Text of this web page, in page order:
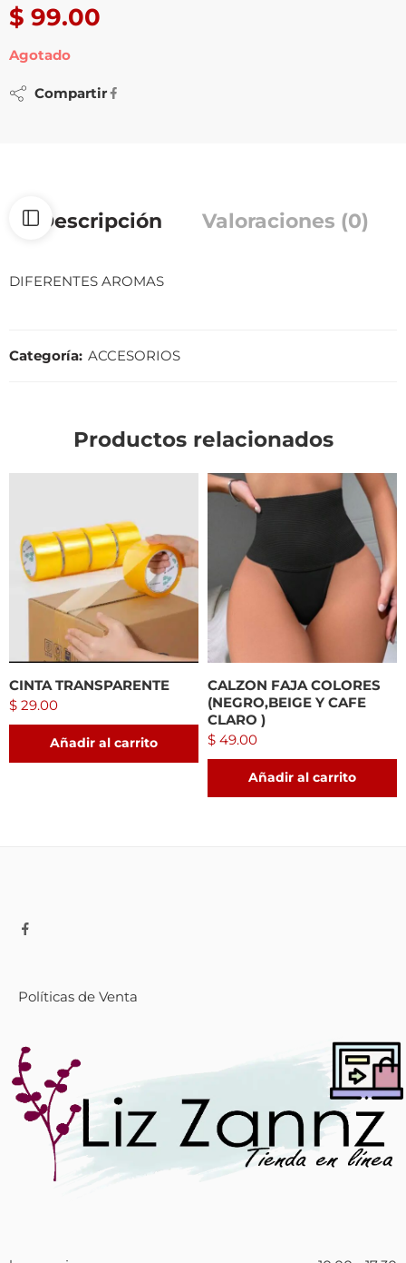
$ 99.00
Agotado
Compartir
Descripción Valoraciones (0)
DIFERENTES AROMAS
Categoría: ACCESORIOS
Productos relacionados
CINTA TRANSPARENTE
$ 29.00
Añadir al carrito
CALZON FAJA COLORES
(NEGRO,BEIGE Y CAFE
CLARO )
$ 49.00
Añadir al carrito
Políticas de Venta